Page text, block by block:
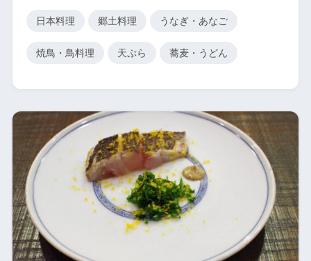
日本料理 郷土料理 うなぎ・あなご
焼鳥・鳥料理 天ぷら 蕎麦・うどん